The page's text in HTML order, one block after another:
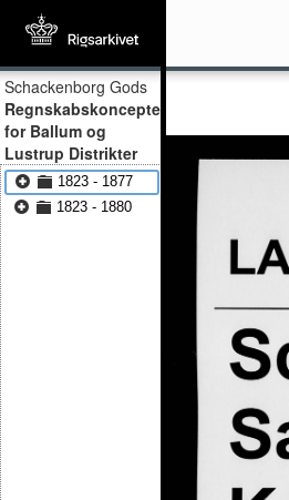
Schackenborg Gods
Regnskabskoncepter
for Ballum og
Lustrup Distrikter
1823 - 1877
1823 - 1880